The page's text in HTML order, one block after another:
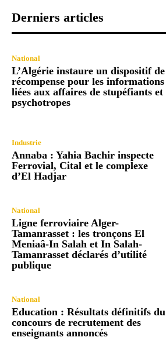
Derniers articles
National
L’Algérie instaure un dispositif de
récompense pour les informations
liées aux affaires de stupéfiants et
psychotropes
Industrie
Annaba : Yahia Bachir inspecte
Ferrovial, Cital et le complexe
d’El Hadjar
National
Ligne ferroviaire Alger-
Tamanrasset : les tronçons El
Meniaâ-In Salah et In Salah-
Tamanrasset déclarés d’utilité
publique
National
Education : Résultats définitifs du
concours de recrutement des
enseignants annoncés